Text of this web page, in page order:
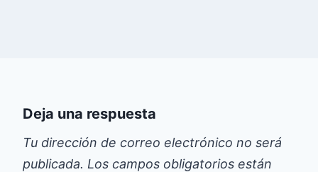
Deja una respuesta
Tu dirección de correo electrónico no será
publicada. Los campos obligatorios están